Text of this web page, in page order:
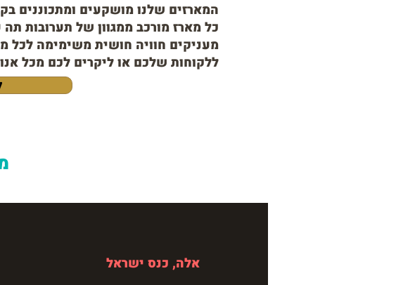
המארזים שלנו מושקעים ומתכוננים
כל מארז מורכב ממגוון של תערובות
מעניקים חוויה חושית משימימה
ללקוחות שלכם או ליקרים לכם מכל
אלה, כנס ישראל